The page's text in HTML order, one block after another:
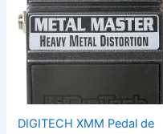
DIGITECH XMM Pedal de